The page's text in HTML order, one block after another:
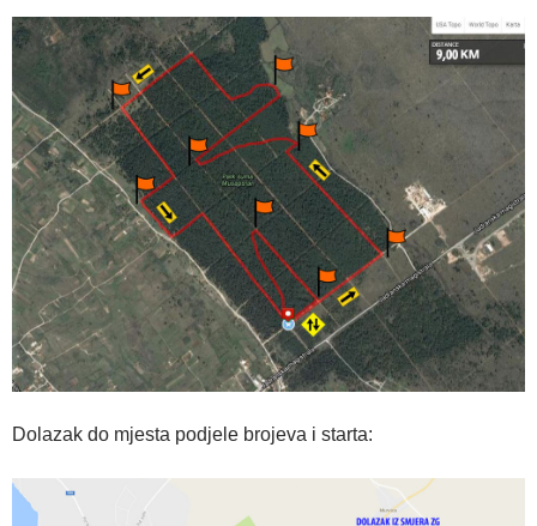
Dolazak do mjesta podjele brojeva i starta: